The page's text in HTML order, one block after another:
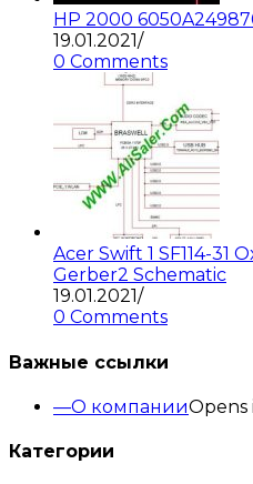
HP 2000
19.01.2021/
0 Comments
Acer Swift 1 SF114-31
Gerber2 Schematic
19.01.2021/
0 Comments
Важные ссылки
О компанииOpens
Категории